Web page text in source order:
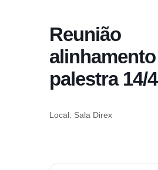
Reunião
alinhamento
palestra 14/4
Local: Sala Direx